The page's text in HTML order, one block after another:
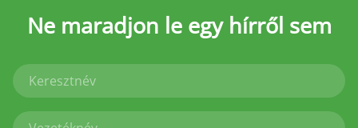
Ne maradjon le egy hírről sem